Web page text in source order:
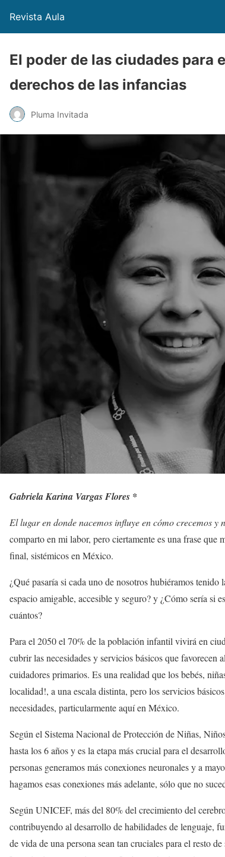
Revista Aula
El poder de las ciudades para
derechos de las infancias
Pluma Invitada
Gabriela Karina Vargas Flores *
El lugar en donde nacemos influye en cómo crecemos y
comparto en mi labor, pero ciertamente es una frase
final, sistémicos en México.
¿Qué pasaría si cada uno de nosotros hubiéramos
espacio amigable, accesible y seguro? y ¿Cómo sería si
cuántos?
Para el 2050 el 70% de la población infantil vivirá en
cubrir las necesidades y servicios básicos que favorecen
cuidadores primarios. Es una realidad que los bebés,
localidad!, a una escala distinta, pero los servicios
necesidades, particularmente aquí en México.
Según el Sistema Nacional de Protección de Niñas,
hasta los 6 años y es la etapa más crucial para el
personas generamos más conexiones neuronales y a
hagamos esas conexiones más adelante, sólo que no
Según UNICEF, más del 80% del crecimiento del
contribuyendo al desarrollo de habilidades de lenguaje,
de vida de una persona sean tan cruciales para el resto